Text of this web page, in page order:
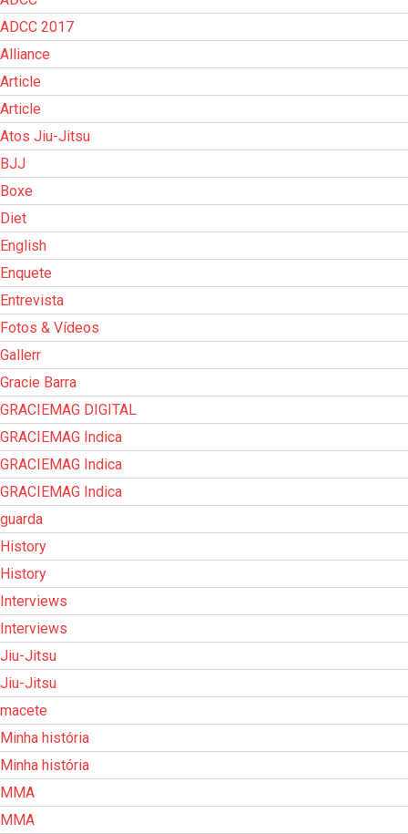
ADCC 2017
Alliance
Article
Article
Atos Jiu-Jitsu
BJJ
Boxe
Diet
English
Enquete
Entrevista
Fotos & Vídeos
Gallerr
Gracie Barra
GRACIEMAG DIGITAL
GRACIEMAG Indica
GRACIEMAG Indica
GRACIEMAG Indica
guarda
History
History
Interviews
Interviews
Jiu-Jitsu
Jiu-Jitsu
macete
Minha história
Minha história
MMA
MMA